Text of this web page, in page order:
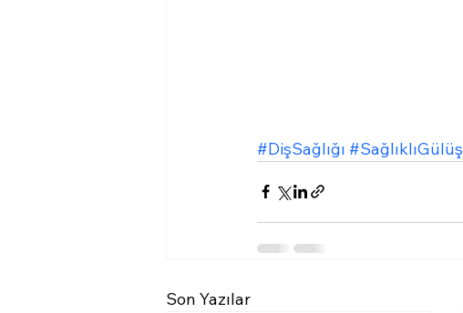
#DişSağlığı #SağlıklıGülüş
Son Yazılar